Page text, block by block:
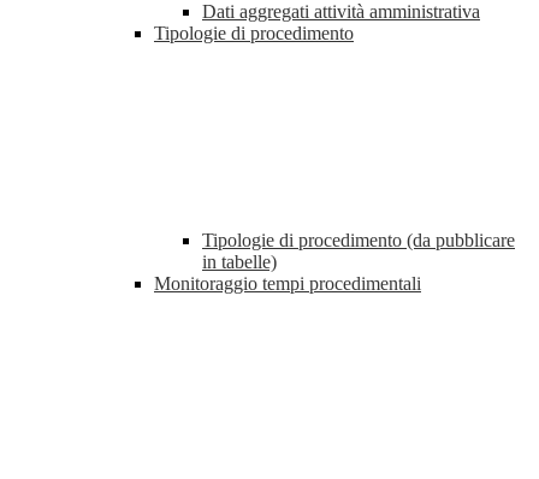
Dati aggregati attività amministrativa
Tipologie di procedimento
Tipologie di procedimento (da pubblicare
in tabelle)
Monitoraggio tempi procedimentali